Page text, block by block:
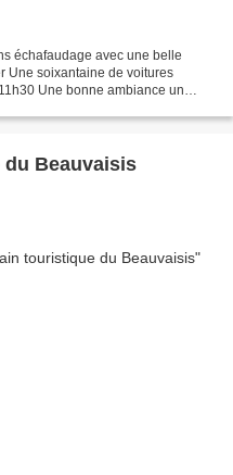
échafaudage avec une belle
Une soixantaine de voitures
Une bonne ambiance un
Beauvaisis